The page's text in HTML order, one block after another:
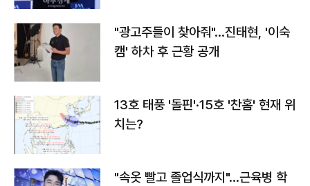
"광고주들이 찾아줘"…진태현, '이숙
캠' 하차 후 근황 공개
13호 태풍 '돌핀'·15호 '찬홈' 현재 위
치는?
"속옷 빨고 졸업식까지"…근육병 학